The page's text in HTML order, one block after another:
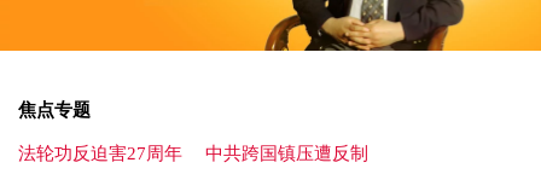
焦点专题
法轮功反迫害27周年 中共跨国镇压遭反制